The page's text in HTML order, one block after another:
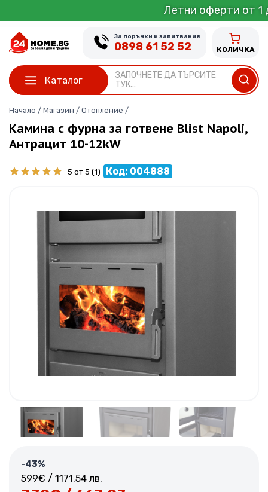
to
content
Летни оферти от 1 до 31 Юли
Каталог
ЗАПОЧНЕТЕ ДА ТЪРСИТЕ
ТУК...
За поръчки и запитвания
0898 61 52 52 КОЛИЧКА
Камина с фурна за готвене Blist Napoli,
Антрацит 10-12kW
Начало / Магазин / Отопление /
5 от 5 (1) Код: 004888
-43%
599€/ 1171.54 лв.